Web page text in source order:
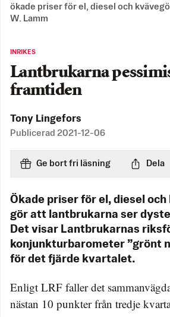
ökade priser för el, diesel och
W. Lamm
INRIKES
Lantbrukarna
framtiden
Tony Lingefors
Publicerad 2021-12-06
Ge bort fri läsning Dela
Ökade priser för el, diesel och
gör att lantbrukarna ser
Det visar Lantbrukarnas
konjunkturbarometer ”grönt
för det fjärde kvartalet.
Enligt LRF faller det
nästan 10 punkter från tredje